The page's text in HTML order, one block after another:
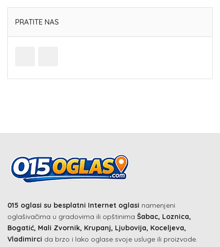
PRATITE NAS
015 oglasi su besplatni Internet oglasi namenjeni
oglašivačima u gradovima ili opštinima Šabac, Loznica,
Bogatić, Mali Zvornik, Krupanj, Ljubovija, Koceljeva,
Vladimirci da brzo i lako oglase svoje usluge ili proizvode.